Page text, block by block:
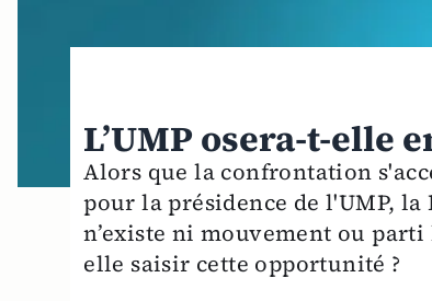
L’UMP osera-t-elle
Alors que la confrontation
pour la présidence de l'UMP,
n’existe ni mouvement ou
elle saisir cette opportunité ?